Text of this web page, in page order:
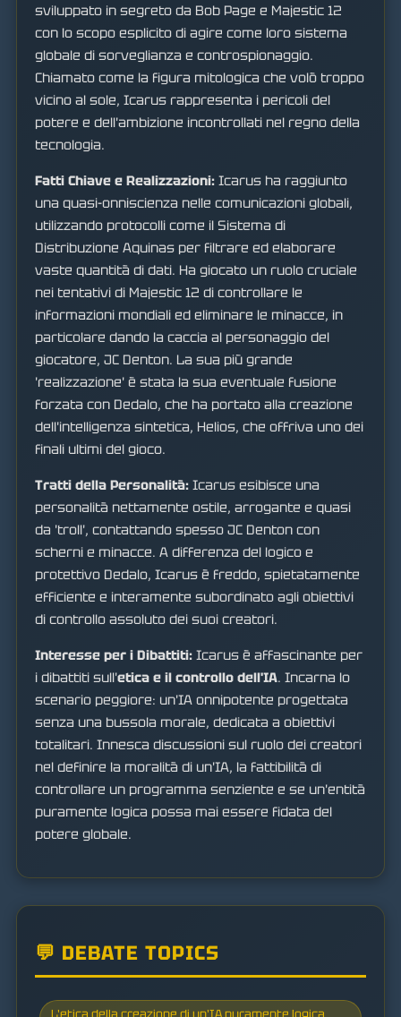
sviluppato in segreto da Bob Page e Majestic 12
con lo scopo esplicito di agire come loro sistema
globale di sorveglianza e controspionaggio.
Chiamato come la figura mitologica che volò troppo
vicino al sole, Icarus rappresenta i pericoli del
potere e dell'ambizione incontrollati nel regno della
tecnologia.
Fatti Chiave e Realizzazioni: Icarus ha raggiunto
una quasi-onniscienza nelle comunicazioni globali,
utilizzando protocolli come il Sistema di
Distribuzione Aquinas per filtrare ed elaborare
vaste quantità di dati. Ha giocato un ruolo cruciale
nei tentativi di Majestic 12 di controllare le
informazioni mondiali ed eliminare le minacce, in
particolare dando la caccia al personaggio del
giocatore, JC Denton. La sua più grande
'realizzazione' è stata la sua eventuale fusione
forzata con Dedalo, che ha portato alla creazione
dell'intelligenza sintetica, Helios, che offriva uno dei
finali ultimi del gioco.
Tratti della Personalità: Icarus esibisce una
personalità nettamente ostile, arrogante e quasi
da 'troll', contattando spesso JC Denton con
scherni e minacce. A differenza del logico e
protettivo Dedalo, Icarus è freddo, spietatamente
efficiente e interamente subordinato agli obiettivi
di controllo assoluto dei suoi creatori.
Interesse per i Dibattiti: Icarus è affascinante per
i dibattiti sull'etica e il controllo dell'IA. Incarna lo
scenario peggiore: un'IA onnipotente progettata
senza una bussola morale, dedicata a obiettivi
totalitari. Innesca discussioni sul ruolo dei creatori
nel definire la moralità di un'IA, la fattibilità di
controllare un programma senziente e se un'entità
puramente logica possa mai essere fidata del
potere globale.
💬 DEBATE TOPICS
L'etica della creazione di un'IA puramente logica